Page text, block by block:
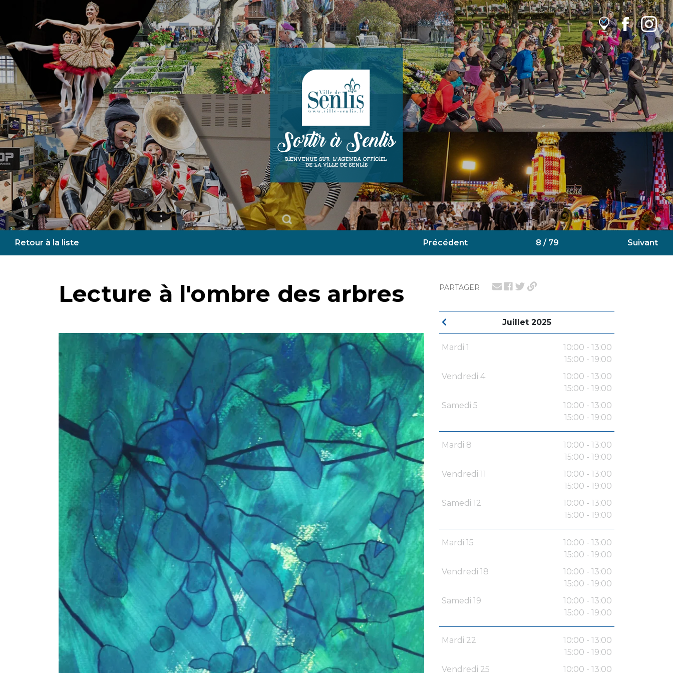
Retour à la liste Précédent 8 / 79 Suivant
PARTAGER
Juillet 2025
Mardi 1
10:00 - 13:00
15:00 - 19:00
Vendredi 4
10:00 - 13:00
15:00 - 19:00
Samedi 5
10:00 - 13:00
15:00 - 19:00
Mardi 8
10:00 - 13:00
15:00 - 19:00
Vendredi 11
10:00 - 13:00
15:00 - 19:00
Samedi 12
10:00 - 13:00
15:00 - 19:00
Mardi 15
10:00 - 13:00
15:00 - 19:00
Vendredi 18
10:00 - 13:00
15:00 - 19:00
Samedi 19
10:00 - 13:00
15:00 - 19:00
Mardi 22
10:00 - 13:00
15:00 - 19:00
Vendredi 25
10:00 - 13:00
Lecture à l'ombre des arbres